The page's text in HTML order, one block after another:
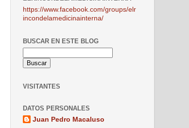
https://www.facebook.com/groups/elr
incondelamedicinainterna/
BUSCAR EN ESTE BLOG
VISITANTES
DATOS PERSONALES
Juan Pedro Macaluso